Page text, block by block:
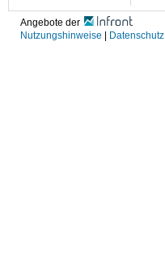
Angebote der
Nutzungshinweise
Datenschutz